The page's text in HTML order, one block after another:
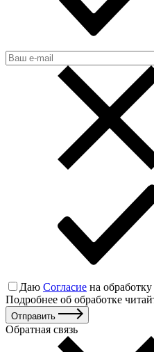
Даю Согласие на
Подробнее об обработке
Отправить
Обратная связь